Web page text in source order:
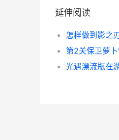
延伸阅读
怎样做到影之
光遇漂流瓶在